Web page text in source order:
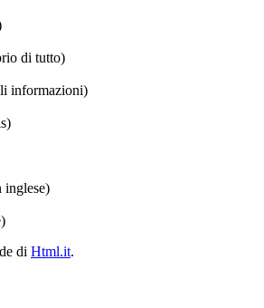
di tutto)
informazioni)
di Html.it.